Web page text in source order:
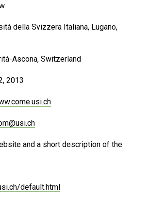
della Svizzera Italiana, Lugano,
Ascona, Switzerland
2013
and a short description of the
default.html